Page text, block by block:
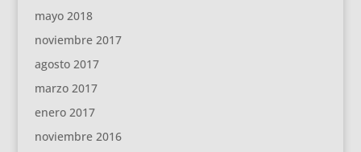
mayo 2018
noviembre 2017
agosto 2017
marzo 2017
enero 2017
noviembre 2016